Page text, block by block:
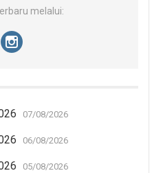
melalui:
07/08/2026
06/08/2026
05/08/2026